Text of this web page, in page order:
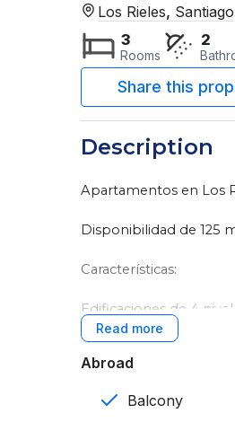
Los Rieles, Santiago
3
Rooms
2
Description
Apartamentos en Los
Disponibilidad de 125
Características:
Edificaciones de 4
Abroad
Balcony